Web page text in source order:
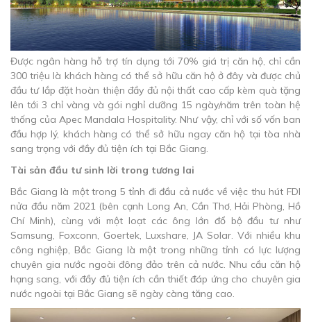
Được ngân hàng hỗ trợ tín dụng tới 70% giá trị căn hộ, chỉ cần
300 triệu là khách hàng có thể sở hữu căn hộ ở đây và được chủ
đầu tư lắp đặt hoàn thiện đầy đủ nội thất cao cấp kèm quà tặng
lên tới 3 chỉ vàng và gói nghỉ dưỡng 15 ngày/năm trên toàn hệ
thống của Apec Mandala Hospitality. Như vậy, chỉ với số vốn ban
đầu hợp lý, khách hàng có thể sở hữu ngay căn hộ tại tòa nhà
sang trọng với đầy đủ tiện ích tại Bắc Giang.
Tài sản đầu tư sinh lời trong tương lai
Bắc Giang là một trong 5 tỉnh đi đầu cả nước về việc thu hút FDI
nửa đầu năm 2021 (bên cạnh Long An, Cần Thơ, Hải Phòng, Hồ
Chí Minh), cùng với một loạt các ông lớn đổ bộ đầu tư như
Samsung, Foxconn, Goertek, Luxshare, JA Solar. Với nhiều khu
công nghiệp, Bắc Giang là một trong những tỉnh có lực lượng
chuyên gia nước ngoài đông đảo trên cả nước. Nhu cầu căn hộ
hạng sang, với đầy đủ tiện ích cần thiết đáp ứng cho chuyên gia
nước ngoài tại Bắc Giang sẽ ngày càng tăng cao.